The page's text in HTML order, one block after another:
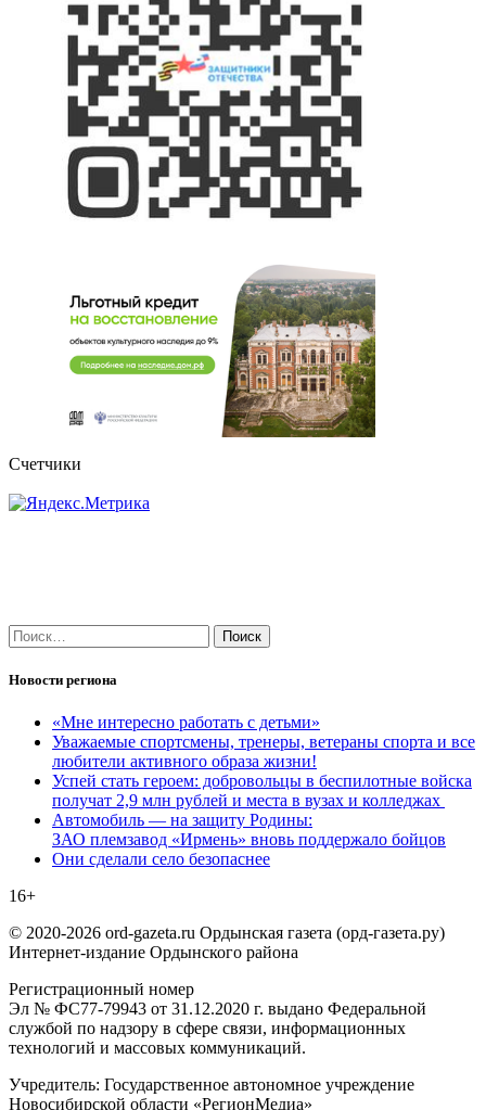
Счетчики
Найти:
Новости региона
«Мне интересно работать с детьми»
Уважаемые спортсмены, тренеры, ветераны спорта и все
любители активного образа жизни!
Успей стать героем: добровольцы в беспилотные войска
получат 2,9 млн рублей и места в вузах и колледжах
Автомобиль — на защиту Родины:
ЗАО племзавод «Ирмень» вновь поддержало бойцов
Они сделали село безопаснее
16+
© 2020-2026 ord-gazeta.ru Ордынская газета (орд-газета.ру)
Интернет-издание Ордынского района
Регистрационный номер
Эл № ФС77-79943 от 31.12.2020 г. выдано Федеральной
службой по надзору в сфере связи, информационных
технологий и массовых коммуникаций.
Учредитель: Государственное автономное учреждение
Новосибирской области «РегионМедиа»